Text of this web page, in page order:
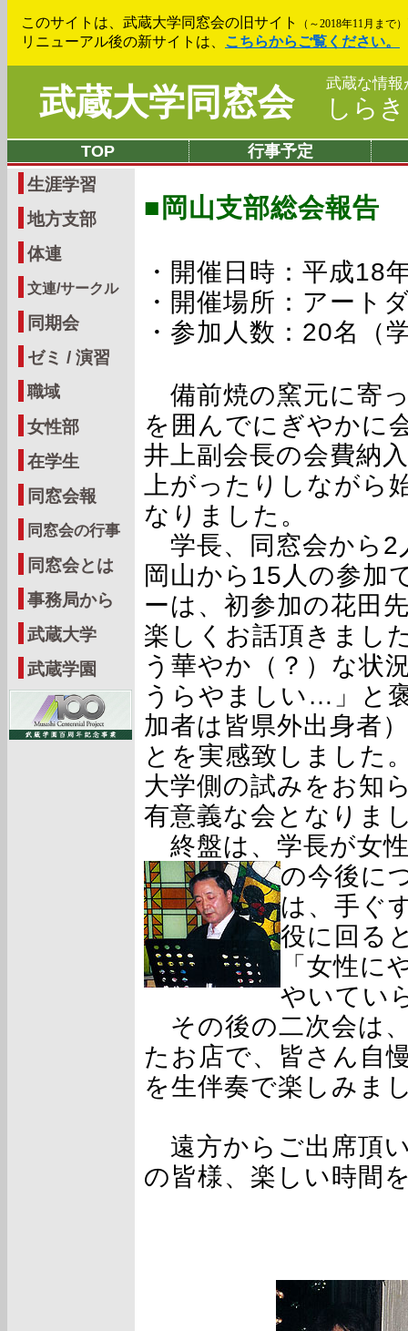
このサイトは、武蔵大学同窓会の旧サイト （～2018年11月まで）
リニューアル後の新サイトは、
こちらからご覧ください。
武蔵大学同窓会 武蔵な情報
しら
TOP 行事予定
生涯学習
地方支部
体連
文連/サークル
同期会
ゼミ / 演習
職域
女性部
在学生
同窓会報
同窓会の行事
同窓会とは
事務局から
武蔵大学
武蔵学園
■岡山支部総会報告
・開催日時：平成18
・開催場所：アート
・参加人数：20名（
備前焼の窯元に寄
を囲んでにぎやかに
井上副会長の会費納
上がったりしながら
なりました。
学長、同窓会から2
岡山から15人の参加
ーは、初参加の花田
楽しくお話頂きまし
う華やか（？）な状
うらやましい…」と
加者は皆県外出身者
とを実感致しました
大学側の試みをお知
有意義な会となりま
終盤は、学長が女
の今後に
は、手ぐ
役に回る
「女性に
やいてい
その後の二次会は
たお店で、皆さん自
を生伴奏で楽しみま
遠方からご出席頂
の皆様、楽しい時間